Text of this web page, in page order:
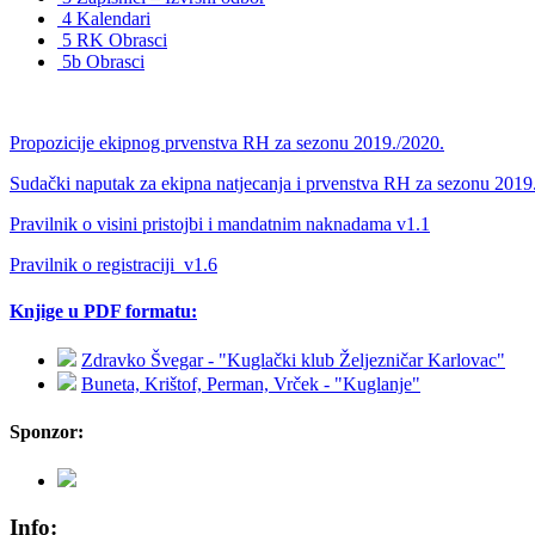
4 Kalendari
5 RK Obrasci
5b Obrasci
Propozicije ekipnog prvenstva RH za sezonu 2019./2020.
Sudački naputak za ekipna natjecanja i prvenstva RH za sezonu
Pravilnik o visini pristojbi i mandatnim naknadama v1.1
Pravilnik o registraciji_v1.6
Knjige u PDF formatu:
Zdravko Švegar - "Kuglački klub Željezničar Karlovac"
Buneta, Krištof, Perman, Vrček - "Kuglanje"
Sponzor:
Info: